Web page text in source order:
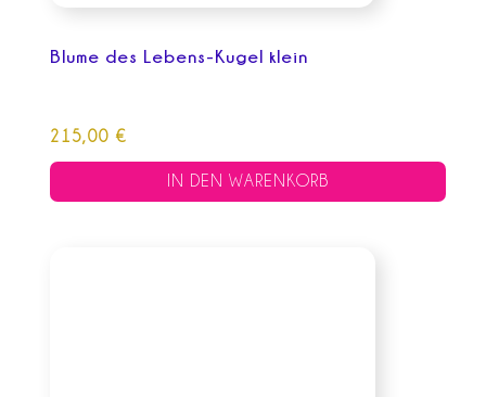
Blume des Lebens-Kugel klein
215,00€
IN DEN WARENKORB